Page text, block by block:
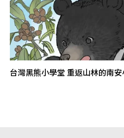
台灣黑熊小學堂 重返山林的南安